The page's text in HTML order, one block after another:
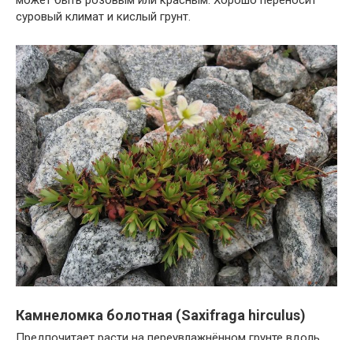
суровый климат и кислый грунт.
Камнеломка болотная (Saxifraga hirculus)